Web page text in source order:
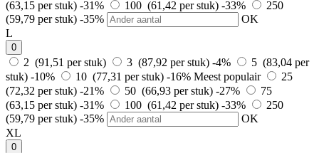
(63,15 per stuk) -31% 100 (61,42 per stuk) -33%
250
(59,79 per stuk) -35%
OK
L
0
2 (91,51 per stuk) 3 (87,92 per stuk) -4%
5 (83,04 per
stuk) -10% 10 (77,31 per stuk) -16% Meest populair
25
(72,32 per stuk) -21% 50 (66,93 per stuk) -27%
75
(63,15 per stuk) -31% 100 (61,42 per stuk) -33%
250
(59,79 per stuk) -35%
OK
XL
0